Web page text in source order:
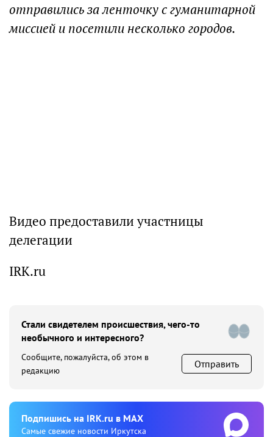
отправились за ленточку с гуманитарной
миссией и посетили несколько городов.
Видео предоставили участницы
делегации
IRK.ru
Стали свидетелем происшествия, чего-то
необычного и интересного?
Сообщите, пожалуйста, об этом в
редакцию
Отправить
Подпишиcь на IRK.ru в MAX
Cамые свежие новости Иркутска